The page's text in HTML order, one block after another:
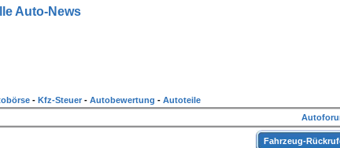
Fahrzeug-
Auto-News
- Kfz-Steuer - Autobewertung - Autoteile